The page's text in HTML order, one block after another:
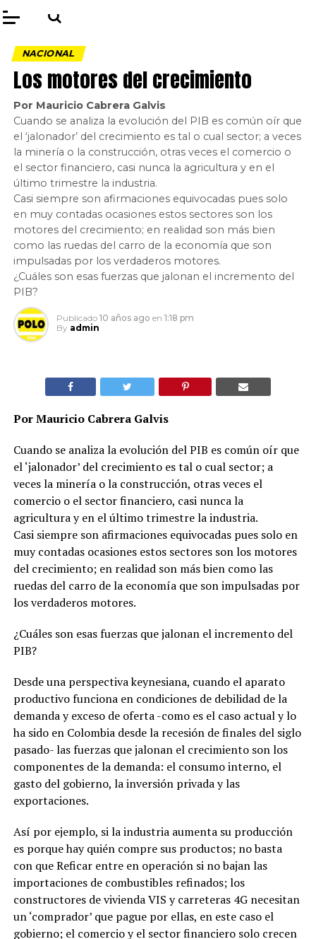
NACIONAL
Los motores del crecimiento
Por Mauricio Cabrera Galvis
Cuando se analiza la evolución del PIB es común oír que
el ‘jalonador’ del crecimiento es tal o cual sector; a veces
la minería o la construcción, otras veces el comercio o
el sector financiero, casi nunca la agricultura y en el
último trimestre la industria.
Casi siempre son afirmaciones equivocadas pues solo
en muy contadas ocasiones estos sectores son los
motores del crecimiento; en realidad son más bien
como las ruedas del carro de la economía que son
impulsadas por los verdaderos motores.
¿Cuáles son esas fuerzas que jalonan el incremento del
PIB?
Publicado 10 años ago en 1:18 pm
By admin
Por Mauricio Cabrera Galvis
Cuando se analiza la evolución del PIB es común oír que
el ‘jalonador’ del crecimiento es tal o cual sector; a
veces la minería o la construcción, otras veces el
comercio o el sector financiero, casi nunca la
agricultura y en el último trimestre la industria.
Casi siempre son afirmaciones equivocadas pues solo en
muy contadas ocasiones estos sectores son los motores
del crecimiento; en realidad son más bien como las
ruedas del carro de la economía que son impulsadas por
los verdaderos motores.
¿Cuáles son esas fuerzas que jalonan el incremento del
PIB?
Desde una perspectiva keynesiana, cuando el aparato
productivo funciona en condiciones de debilidad de la
demanda y exceso de oferta -como es el caso actual y lo
ha sido en Colombia desde la recesión de finales del siglo
pasado- las fuerzas que jalonan el crecimiento son los
componentes de la demanda: el consumo interno, el
gasto del gobierno, la inversión privada y las
exportaciones.
Así por ejemplo, si la industria aumenta su producción
es porque hay quién compre sus productos; no basta
con que Reficar entre en operación si no bajan las
importaciones de combustibles refinados; los
constructores de vivienda VIS y carreteras 4G necesitan
un ‘comprador’ que pague por ellas, en este caso el
gobierno; el comercio y el sector financiero solo crecen